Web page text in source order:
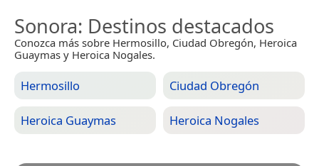
Sonora: Destinos destacados
Conozca más sobre Hermosillo, Ciudad Obregón, Heroica
Guaymas y Heroica Nogales.
Hermosillo Ciudad Obregón
Heroica Guaymas Heroica Nogales